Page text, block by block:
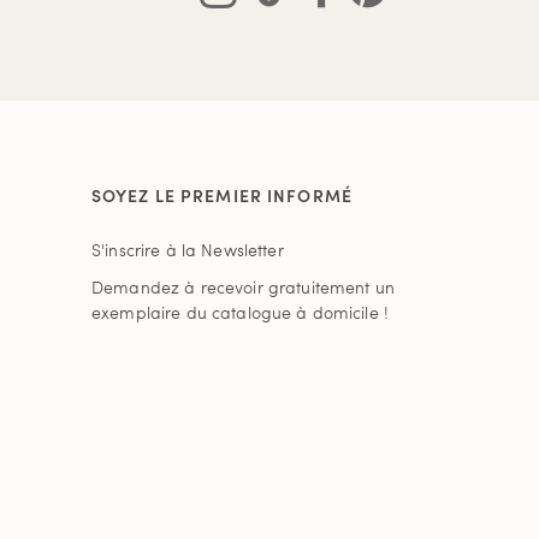
SOYEZ LE PREMIER INFORMÉ
S'inscrire à la Newsletter
Demandez à recevoir gratuitement un
exemplaire du catalogue à domicile !